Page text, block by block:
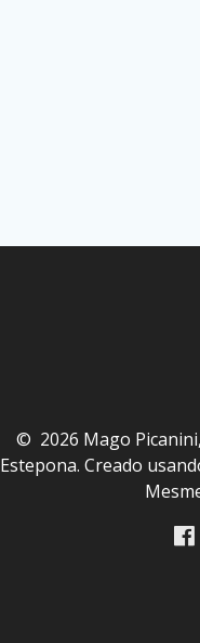
© 2026 Mago
Estepona. Creado